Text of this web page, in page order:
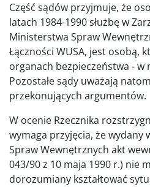
Część sądów przyjmuje, że
latach 1984-1990 służbę w
Ministerstwa Spraw
Łączności WUSA, jest osobą,
organach bezpieczeństwa - w
Pozostałe sądy uważają
przekonujących argumentów.
W ocenie Rzecznika
wymaga przyjęcia, że wydany
Spraw Wewnętrznych akt
043/90 z 10 maja 1990 r.) nie
dorozumiany kształtować